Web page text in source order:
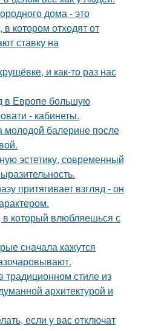
дома - это
котором отходят от
ставку на
и как-то раз нас
в Европе большую
- кабинеты.
молодой балерине после
эстетику, современный
притягивает взгляд - он
который влюбляешься с
сначала кажутся
стиле из
архитектурой и
если у вас отключат